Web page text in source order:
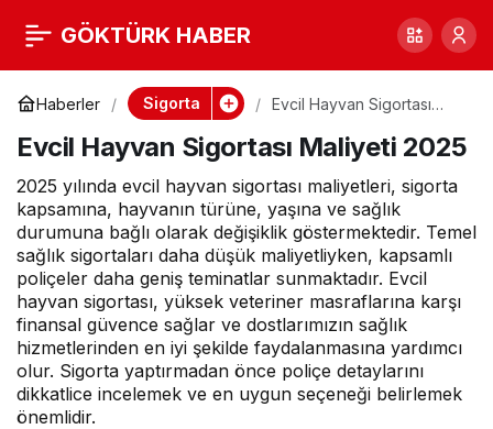
GÖKTÜRK HABER
Haberler Sigorta
Evcil Hayvan Sigortası
Evcil Hayvan Sigortası Maliyeti 2025
2025 yılında evcil hayvan sigortası maliyetleri, sigorta
kapsamına, hayvanın türüne, yaşına ve sağlık
durumuna bağlı olarak değişiklik göstermektedir. Temel
sağlık sigortaları daha düşük maliyetliyken, kapsamlı
poliçeler daha geniş teminatlar sunmaktadır. Evcil
hayvan sigortası, yüksek veteriner masraflarına karşı
finansal güvence sağlar ve dostlarımızın sağlık
hizmetlerinden en iyi şekilde faydalanmasına yardımcı
olur. Sigorta yaptırmadan önce poliçe detaylarını
dikkatlice incelemek ve en uygun seçeneği belirlemek
önemlidir.
Evcil Hayvan
Sigortası Maliyeti
2025
0